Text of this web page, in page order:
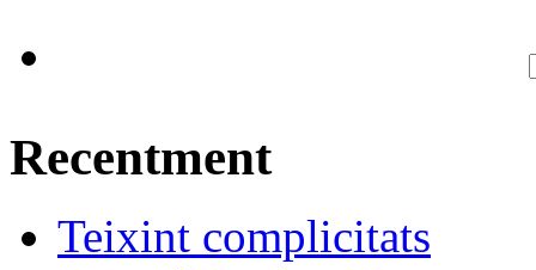
Recentment
Teixint complicitats